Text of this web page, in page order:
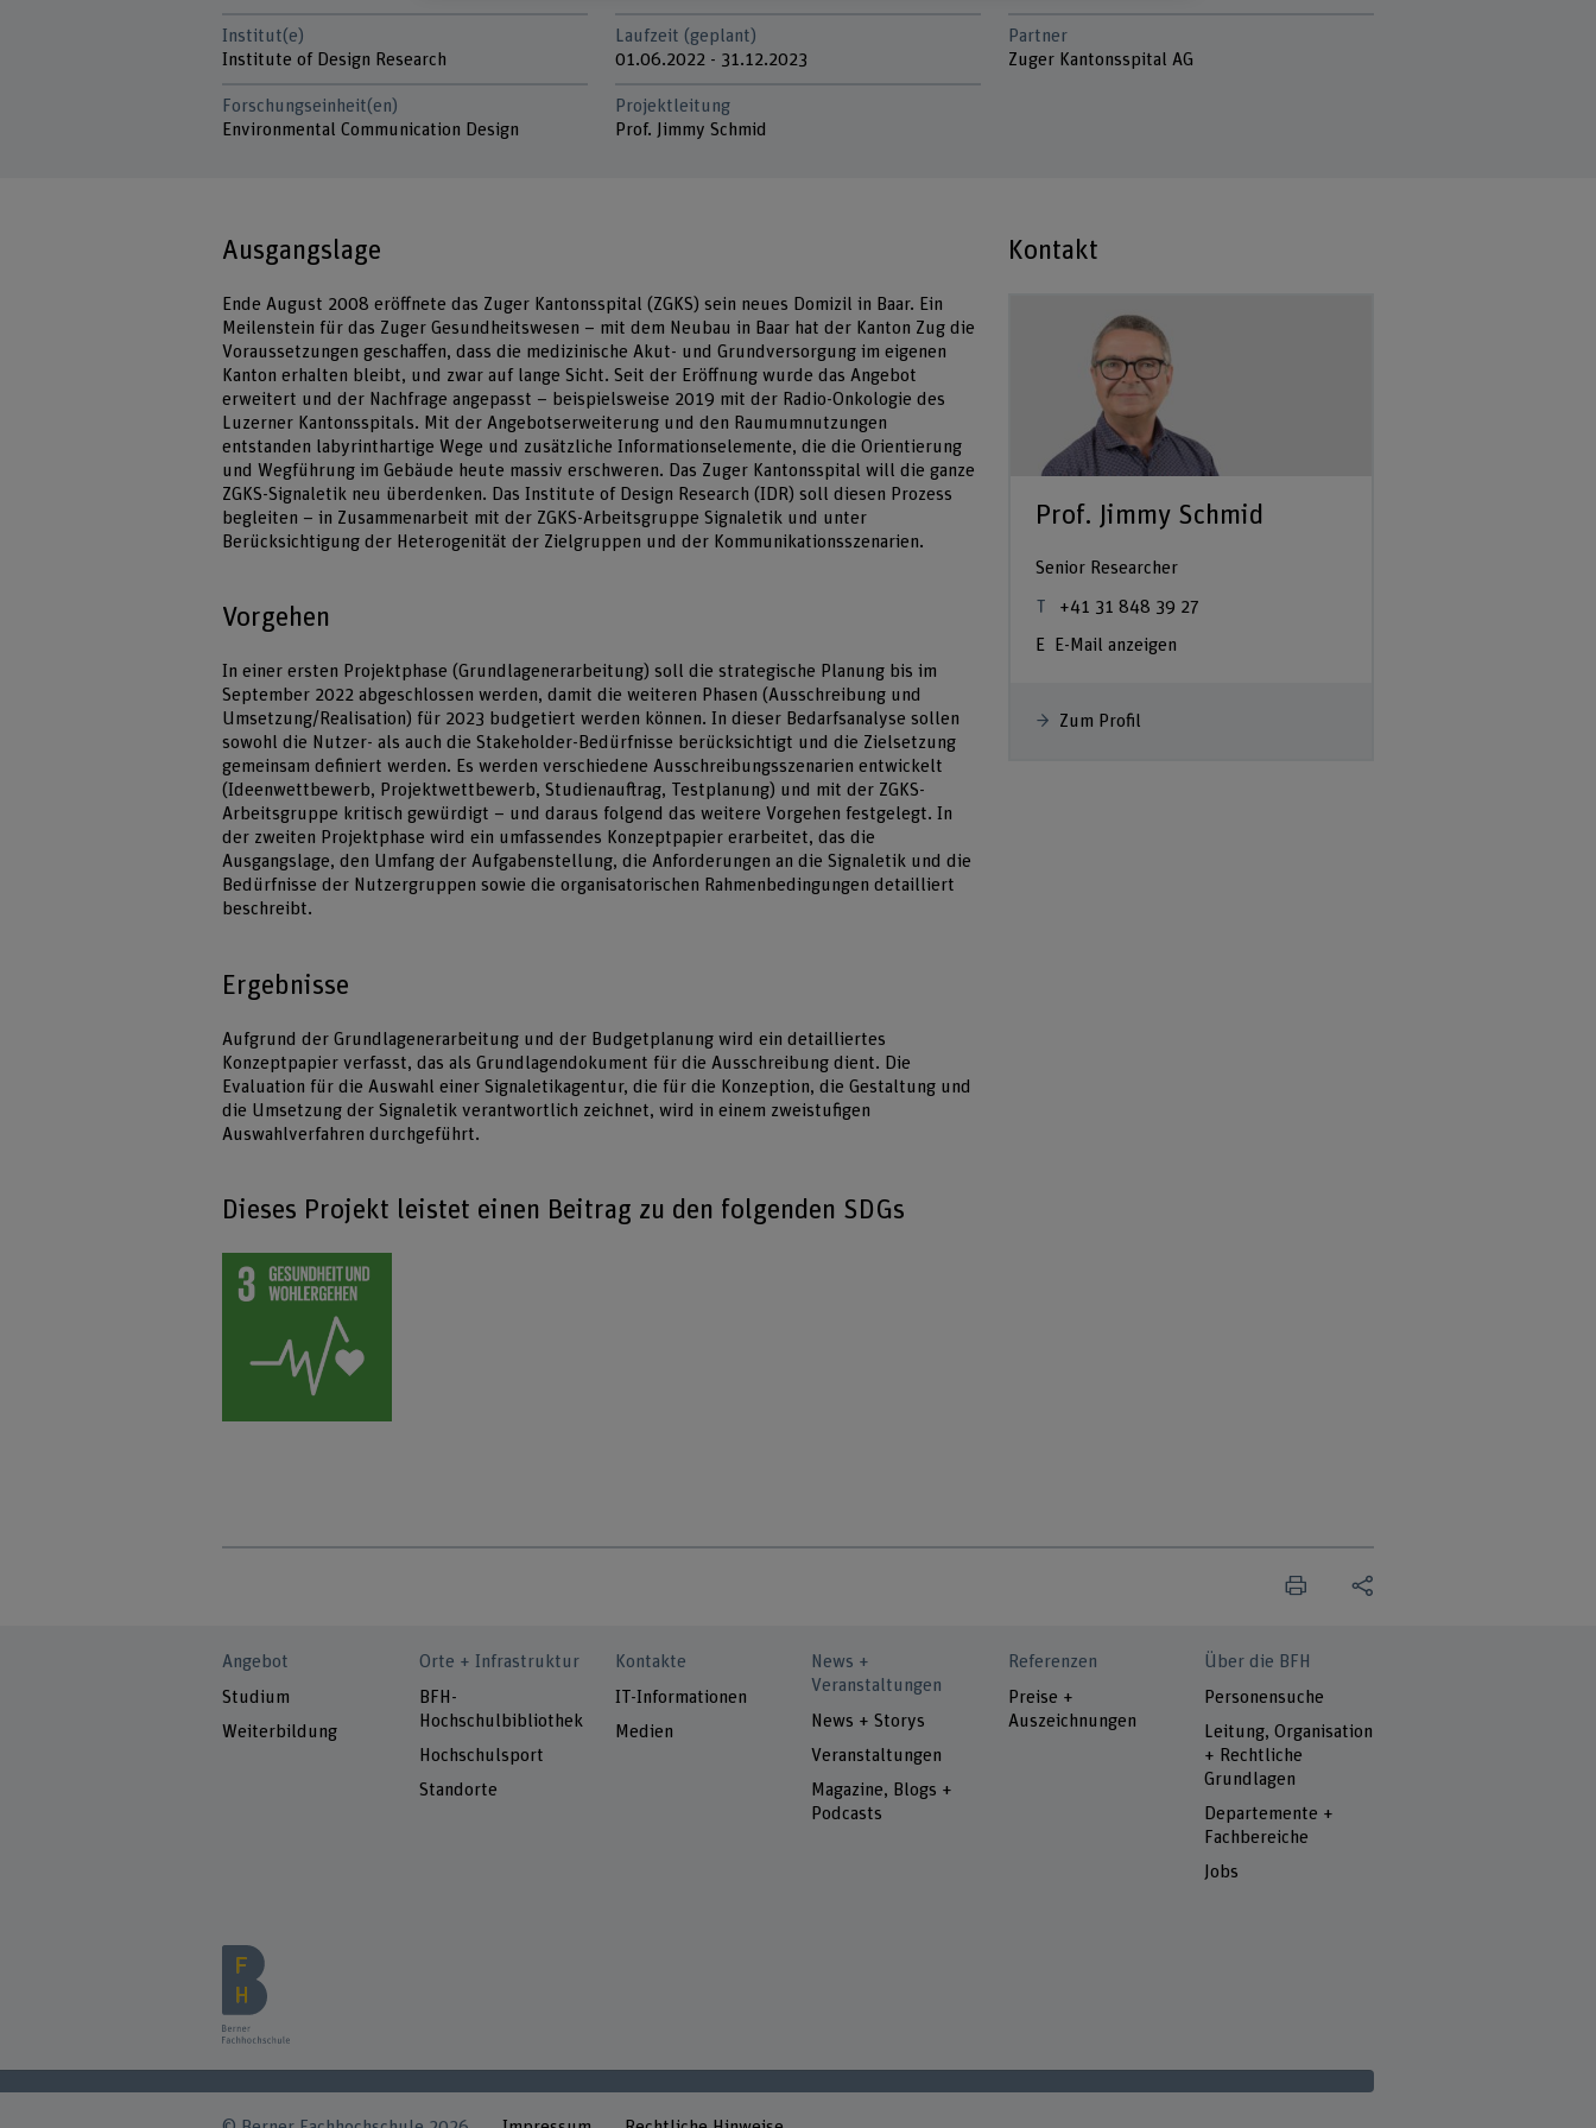
Institut(e)
Institute of Design Research
Forschungseinheit(en)
Environmental Communication Design
Laufzeit (geplant)
01.06.2022 - 31.12.2023
Projektleitung
Prof. Jimmy Schmid
Partner
Zuger Kantonsspital AG
Ausgangslage
Ende August 2008 eröffnete das Zuger Kantonsspital (ZGKS) sein neues Domizil in Baar. Ein
Meilenstein für das Zuger Gesundheitswesen – mit dem Neubau in Baar hat der Kanton Zug die
Voraussetzungen geschaffen, dass die medizinische Akut- und Grundversorgung im eigenen
Kanton erhalten bleibt, und zwar auf lange Sicht. Seit der Eröffnung wurde das Angebot
erweitert und der Nachfrage angepasst – beispielsweise 2019 mit der Radio-Onkologie des
Luzerner Kantonsspitals. Mit der Angebotserweiterung und den Raumumnutzungen
entstanden labyrinthartige Wege und zusätzliche Informationselemente, die die Orientierung
und Wegführung im Gebäude heute massiv erschweren. Das Zuger Kantonsspital will die ganze
ZGKS-Signaletik neu überdenken. Das Institute of Design Research (IDR) soll diesen Prozess
begleiten – in Zusammenarbeit mit der ZGKS-Arbeitsgruppe Signaletik und unter
Berücksichtigung der Heterogenität der Zielgruppen und der Kommunikationsszenarien.
Vorgehen
In einer ersten Projektphase (Grundlagenerarbeitung) soll die strategische Planung bis im
September 2022 abgeschlossen werden, damit die weiteren Phasen (Ausschreibung und
Umsetzung/Realisation) für 2023 budgetiert werden können. In dieser Bedarfsanalyse sollen
sowohl die Nutzer- als auch die Stakeholder-Bedürfnisse berücksichtigt und die Zielsetzung
gemeinsam definiert werden. Es werden verschiedene Ausschreibungsszenarien entwickelt
(Ideenwettbewerb, Projektwettbewerb, Studienauftrag, Testplanung) und mit der ZGKS-
Arbeitsgruppe kritisch gewürdigt – und daraus folgend das weitere Vorgehen festgelegt. In
der zweiten Projektphase wird ein umfassendes Konzeptpapier erarbeitet, das die
Ausgangslage, den Umfang der Aufgabenstellung, die Anforderungen an die Signaletik und die
Bedürfnisse der Nutzergruppen sowie die organisatorischen Rahmenbedingungen detailliert
beschreibt.
Ergebnisse
Aufgrund der Grundlagenerarbeitung und der Budgetplanung wird ein detailliertes
Konzeptpapier verfasst, das als Grundlagendokument für die Ausschreibung dient. Die
Evaluation für die Auswahl einer Signaletikagentur, die für die Konzeption, die Gestaltung und
die Umsetzung der Signaletik verantwortlich zeichnet, wird in einem zweistufigen
Auswahlverfahren durchgeführt.
Kontakt
Prof. Jimmy Schmid
Senior Researcher
+41 31 848 39 27
E-Mail anzeigen
Zum Profil
Dieses Projekt leistet einen Beitrag zu den folgenden SDGs
Angebot
Studium
Weiterbildung
Orte + Infrastruktur
BFH-
Hochschulbibliothek
Hochschulsport
Standorte
Kontakte
IT-Informationen
Medien
News +
Veranstaltungen
News + Storys
Veranstaltungen
Magazine, Blogs +
Podcasts
Referenzen
Preise +
Auszeichnungen
Über die BFH
Personensuche
Leitung, Organisation
+ Rechtliche
Grundlagen
Departemente +
Fachbereiche
Jobs